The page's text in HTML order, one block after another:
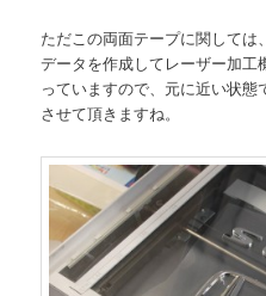
ただこの両面テープに関しては
データを作成してレーザー加工
っていますので、元に近い状
させて頂きますね。